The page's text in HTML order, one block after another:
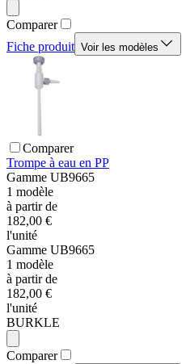
Comparer
Fiche produit Voir les modèles
Comparer
Trompe à eau en PP
Gamme UB9665
1 modèle
à partir de
182,00 €
l'unité
Gamme UB9665
1 modèle
à partir de
182,00 €
l'unité
BURKLE
Comparer